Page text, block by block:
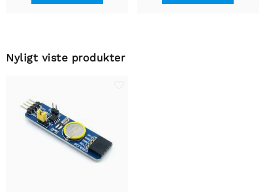
Nyligt viste produkter